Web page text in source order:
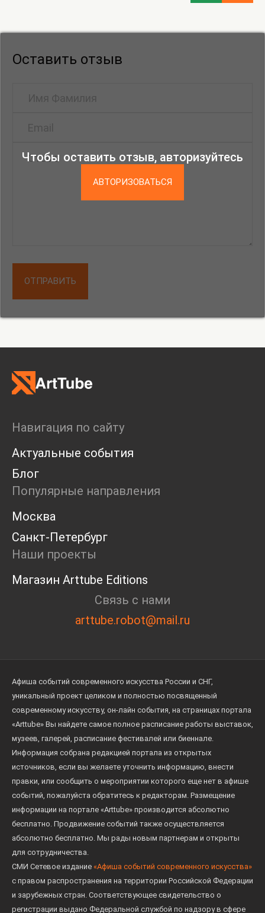
Чтобы оставить отзыв, авторизуйтесь
АВТОРИЗОВАТЬСЯ
Оставить отзыв
ОТПРАВИТЬ
Навигация по сайту
Актуальные события
Блог
Популярные направления
Москва
Санкт-Петербург
Наши проекты
Магазин Arttube Editions
Связь с нами
arttube.robot@mail.ru
Афиша событий современного искусства России и СНГ,
уникальный проект целиком и полностью посвященный
современному искусству, он-лайн события, на страницах портала
«Arttube» Вы найдете самое полное расписание работы выставок,
музеев, галерей, расписание фестивалей или биеннале.
Информация собрана редакцией портала из открытых
источников, если вы желаете уточнить информацию, внести
правки, или сообщить о мероприятии которого еще нет в афише
событий, пожалуйста обратитесь к редакторам. Размещение
информации на портале «Arttube» производится абсолютно
бесплатно. Продвижение событий также осуществляется
абсолютно бесплатно. Мы рады новым партнерам и открыты
для сотрудничества.
СМИ Сетевое издание «Афиша событий современного искусства»
с правом распространения на территории Российской Федерации
и зарубежных стран. Соответствующее свидетельство о
регистрации выдано Федеральной службой по надзору в сфере